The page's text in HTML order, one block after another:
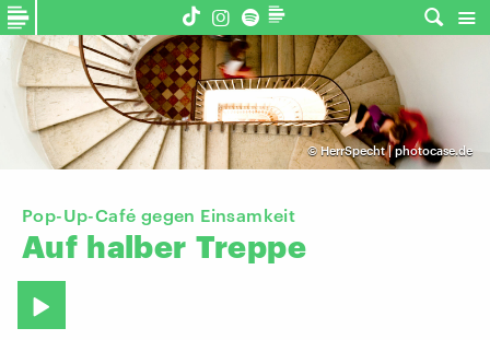
© HerrSpecht | photocase.de
Pop-Up-Café gegen Einsamkeit
Auf halber Treppe